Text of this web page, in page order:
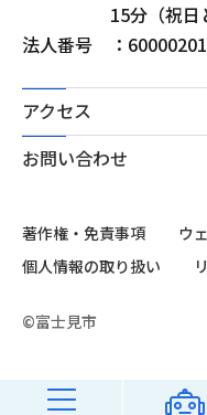
15分（祝日
法人番号
：
アクセス
お問い合わせ
著作権・免責事項
ウ
個人情報の取り扱い
©富士見市